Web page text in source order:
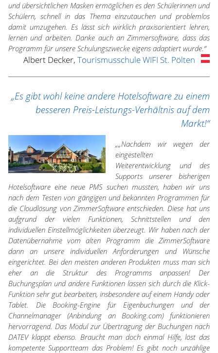
und übersichtlichen Masken ermöglichen es den Schülerinnen und
Schülern, schnell in das Thema einzutauchen und problemlos
damit umzugehen. Es lässt sich wirklich praxisorientiert lehren,
lernen und arbeiten. Danke auch an Zimmersoftware, dass das
Programm für unsere Schulungszwecke eigens adaptiert wurde.“
Albert Decker, Tourismusschule WIFI St. Pölten
„Es gibt wohl keine andere Hotelsoftware zu einem
besseren Preis-Leistungs-Verhältnis auf dem
Markt!“
„„Nachdem wir wegen der
eingestellten
Weiterentwicklung und des
Supports unserer bisherigen
Hotelsoftware eine neue PMS suchen mussten, haben wir uns
nach dem Testen von gängigen und bekannten Programmen für
die Cloudlösung von ZimmerSoftware entschieden. Diese hat uns
aufgrund der vielen Funktionen, Schnittstellen und den
individuellen Einstellmöglichkeiten überzeugt. Wir haben nach der
Datenübernahme vom alten Programm die ZimmerSoftware
dann an unsere individuellen Anforderungen und Wünsche
eingerichtet. Bei den meisten anderen Produkten muss man sich
eher an die Struktur des Programms anpassen! Der
Buchungsplan und andere Funktionen lassen sich durch die Klick-
Funktion sehr gut bearbeiten, insbesondere auf einem Handy oder
Tablet. Die Booking-Engine für Eigenbuchungen und der
Channelmanager (Anbindung an Booking.com) funktionieren
hervorragend. Das Modul zur Übertragung der Buchungen nach
DATEV klappt ebenso. Braucht man doch einmal Hilfe, löst das
kompetente Supportteam das Problem! Es gibt noch unzählige